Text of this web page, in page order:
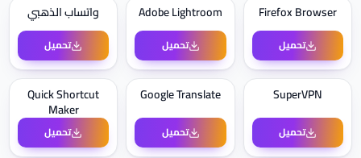
Firefox Browser
تحميل
Adobe Lightroom
تحميل
واتساب الذهبي
تحميل
SuperVPN
تحميل
Google Translate
تحميل
Quick Shortcut
Maker
تحميل